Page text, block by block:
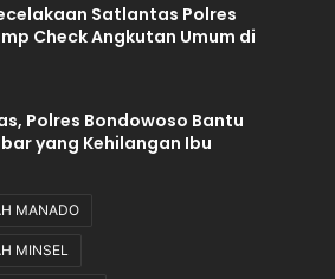
Satlantas Polres
Check Angkutan Umum di
Polres Bondowoso Bantu
yang Kehilangan Ibu
MANADO
MINSEL